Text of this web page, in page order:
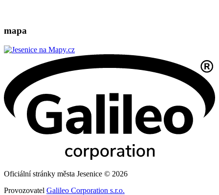
mapa
Oficiální stránky města Jesenice © 2026
Provozovatel Galileo Corporation s.r.o.